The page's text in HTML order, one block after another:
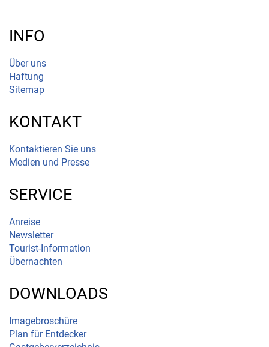
INFO
Über uns
Haftung
Sitemap
KONTAKT
Kontaktieren Sie uns
Medien und Presse
SERVICE
Anreise
Newsletter
Tourist-Information
Übernachten
DOWNLOADS
Imagebroschüre
Plan für Entdecker